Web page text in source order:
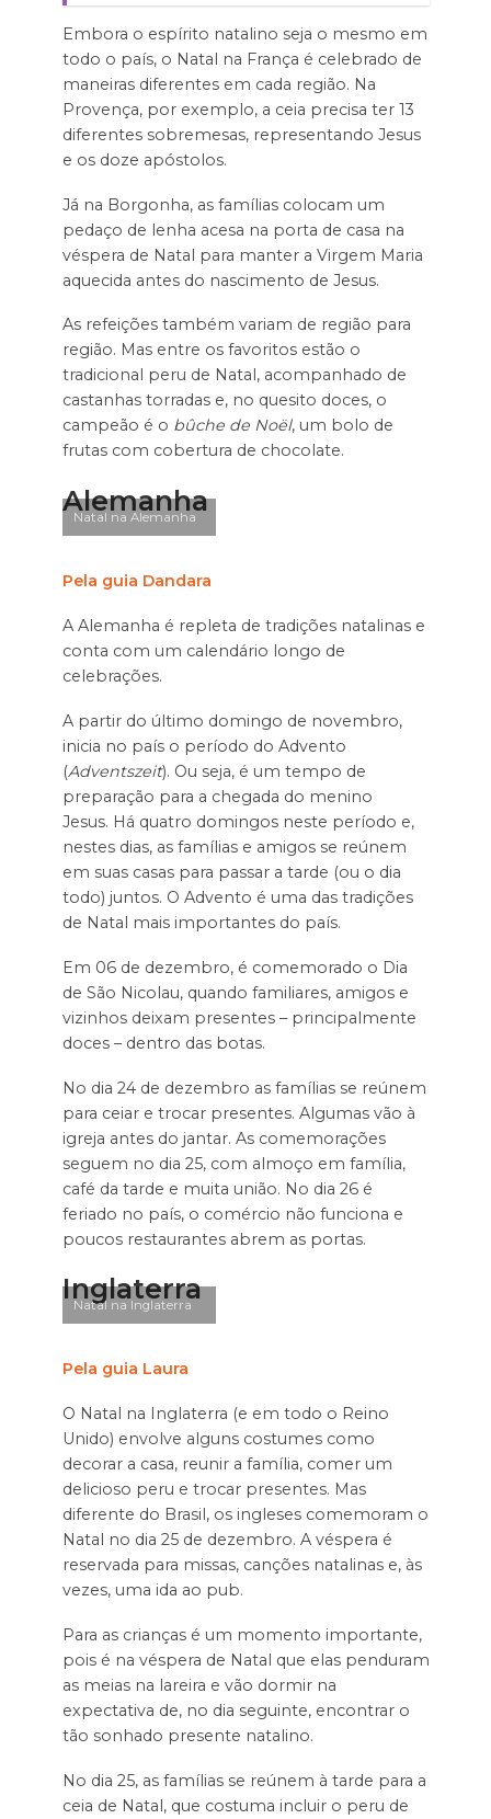
Embora o espírito natalino seja o mesmo em
todo o país, o Natal na França é celebrado de
maneiras diferentes em cada região. Na
Provença, por exemplo, a ceia precisa ter 13
diferentes sobremesas, representando Jesus
e os doze apóstolos.
Já na Borgonha, as famílias colocam um
pedaço de lenha acesa na porta de casa na
véspera de Natal para manter a Virgem Maria
aquecida antes do nascimento de Jesus.
As refeições também variam de região para
região. Mas entre os favoritos estão o
tradicional peru de Natal, acompanhado de
castanhas torradas e, no quesito doces, o
campeão é o bûche de Noël, um bolo de
frutas com cobertura de chocolate.
Alemanha
Natal na Alemanha
Pela guia Dandara
A Alemanha é repleta de tradições natalinas e
conta com um calendário longo de
celebrações.
A partir do último domingo de novembro,
inicia no país o período do Advento
(Adventszeit). Ou seja, é um tempo de
preparação para a chegada do menino
Jesus. Há quatro domingos neste período e,
nestes dias, as famílias e amigos se reúnem
em suas casas para passar a tarde (ou o dia
todo) juntos. O Advento é uma das tradições
de Natal mais importantes do país.
Em 06 de dezembro, é comemorado o Dia
de São Nicolau, quando familiares, amigos e
vizinhos deixam presentes – principalmente
doces – dentro das botas.
No dia 24 de dezembro as famílias se reúnem
para ceiar e trocar presentes. Algumas vão à
igreja antes do jantar. As comemorações
seguem no dia 25, com almoço em família,
café da tarde e muita união. No dia 26 é
feriado no país, o comércio não funciona e
poucos restaurantes abrem as portas.
Inglaterra
Natal na Inglaterra
Pela guia Laura
O Natal na Inglaterra (e em todo o Reino
Unido) envolve alguns costumes como
decorar a casa, reunir a família, comer um
delicioso peru e trocar presentes. Mas
diferente do Brasil, os ingleses comemoram o
Natal no dia 25 de dezembro. A véspera é
reservada para missas, canções natalinas e, às
vezes, uma ida ao pub.
Para as crianças é um momento importante,
pois é na véspera de Natal que elas penduram
as meias na lareira e vão dormir na
expectativa de, no dia seguinte, encontrar o
tão sonhado presente natalino.
No dia 25, as famílias se reúnem à tarde para a
ceia de Natal, que costuma incluir o peru de